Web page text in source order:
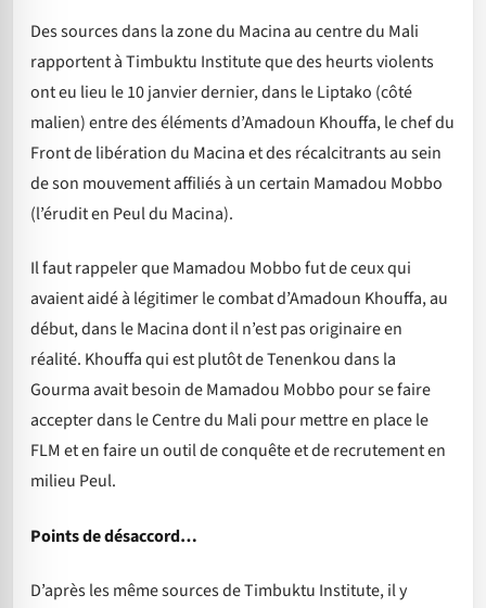
Des sources dans la zone du Macina au centre du Mali
rapportent à Timbuktu Institute que des heurts violents
ont eu lieu le 10 janvier dernier, dans le Liptako (côté
malien) entre des éléments d’Amadoun Khouffa, le chef du
Front de libération du Macina et des récalcitrants au sein
de son mouvement affiliés à un certain Mamadou Mobbo
(l’érudit en Peul du Macina).
Il faut rappeler que Mamadou Mobbo fut de ceux qui
avaient aidé à légitimer le combat d’Amadoun Khouffa, au
début, dans le Macina dont il n’est pas originaire en
réalité. Khouffa qui est plutôt de Tenenkou dans la
Gourma avait besoin de Mamadou Mobbo pour se faire
accepter dans le Centre du Mali pour mettre en place le
FLM et en faire un outil de conquête et de recrutement en
milieu Peul.
Points de désaccord…
D’après les même sources de Timbuktu Institute, il y